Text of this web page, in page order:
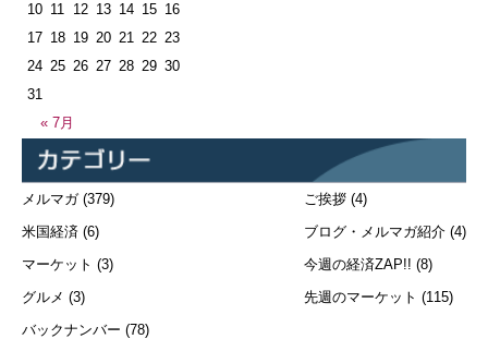
« 7月
10 11 12 13 14 15 16
17 18 19 20 21 22 23
24 25 26 27 28 29 30
31
メルマガ(379)
米国経済 (6)
マーケット (3)
グルメ (3)
バックナンバー (78)
ご挨拶 (4)
ブログ・メルマガ紹介 (4)
今週の経済ZAP!! (8)
先週のマーケット (115)